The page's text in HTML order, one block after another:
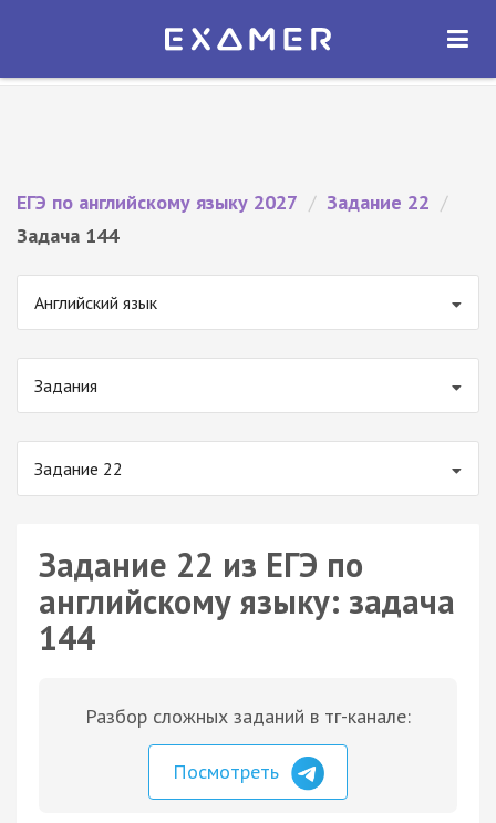
Экзамер — ЕГЭ 2027
ОТКРЫТЬ
ЕГЭ по английскому языку 2027 / Задание 22 /
Задача 144
Английский язык
Задания
Задание 22
Задание 22 из ЕГЭ по
английскому языку: задача
144
Разбор сложных заданий в тг-канале:
Посмотреть